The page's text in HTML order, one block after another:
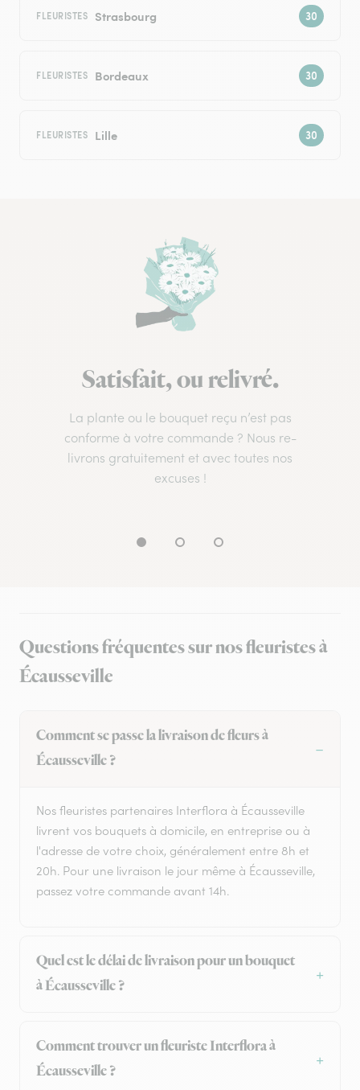
FLEURISTES Strasbourg
FLEURISTES Bordeaux
FLEURISTES Lille
Satisfait, ou relivré.
La plante ou le bouquet reçu n’est pas
conforme à votre commande ? Nous re-
livrons gratuitement et avec toutes nos
excuses !
Questions fréquentes sur nos fleuristes à
Écausseville
Comment se passe la livraison de fleurs à
Écausseville ?
Nos fleuristes partenaires Interflora à Écausseville
livrent vos bouquets à domicile, en entreprise ou à
l'adresse de votre choix, généralement entre 8h et
20h. Pour une livraison le jour même à Écausseville,
passez votre commande avant 14h.
Quel est le délai de livraison pour un bouquet
à Écausseville ?
Comment trouver un fleuriste Interflora à
Écausseville ?